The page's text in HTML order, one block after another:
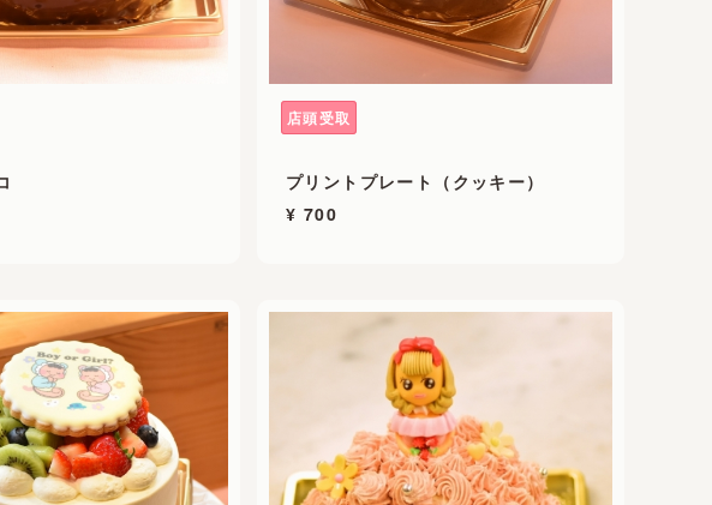
店頭受取
プリントプレート（クッキー）
¥ 700